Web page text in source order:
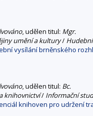
, udělen titul: Mgr.
umění a kultury/
vysílání brněnského
, udělen titul: Bc.
knihovnictví/ Informační
knihoven pro udržení